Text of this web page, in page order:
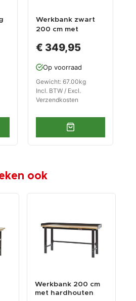
Werkbank zwart
200 cm met
open model
€ 349,95
Op voorraad
Gewicht: 67.00kg
Incl. BTW / Excl.
Verzendkosten
ook
Werkbank 200 cm
met hardhouten